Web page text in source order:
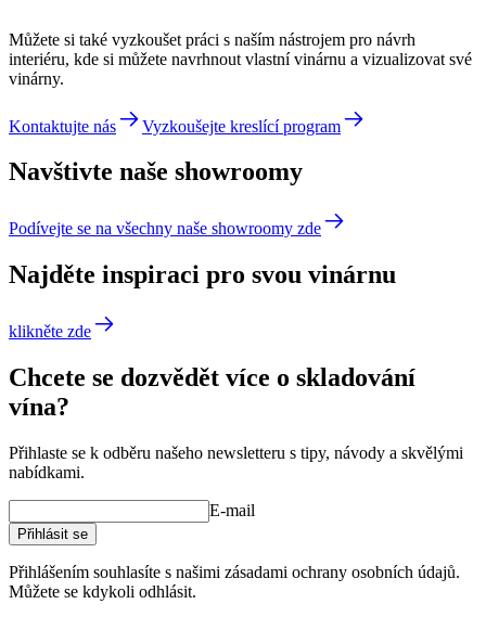
Můžete si také vyzkoušet práci s naším nástrojem pro návrh
interiéru, kde si můžete navrhnout vlastní vinárnu a vizualizovat své
vinárny.
Kontaktujte nás Vyzkoušejte kreslící program
Navštivte naše showroomy
Podívejte se na všechny naše showroomy zde
Najděte inspiraci pro svou vinárnu
klikněte zde
Chcete se dozvědět více o skladování
vína?
Přihlaste se k odběru našeho newsletteru s tipy, návody a skvělými
nabídkami.
E-mail
Přihlásit se
Přihlášením souhlasíte s našimi zásadami ochrany osobních údajů.
Můžete se kdykoli odhlásit.